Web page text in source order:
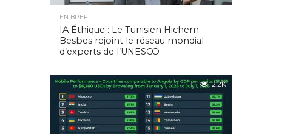
EN BREF
IA Éthique : Le Tunisien Hichem
Besbes rejoint le réseau mondial
d’experts de l’UNESCO
2.2K